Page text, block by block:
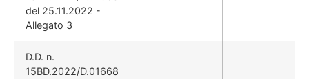
del 25.11.2022 -
Allegato 3
D.D. n.
15BD.2022/D.01668